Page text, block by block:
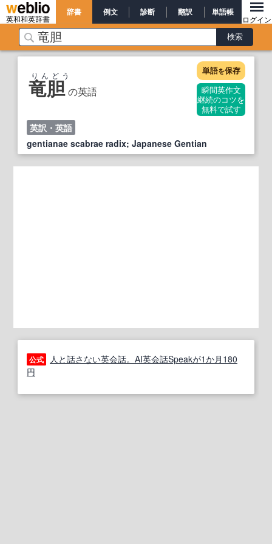
英和和英辞書
辞書 例文 診断 翻訳 単語帳
ログイン
竜胆 の英語
りんどう 単語を保存
瞬間英作文
継続のコツを
無料で試す
英訳・英語
gentianae scabrae radix; Japanese Gentian
公式
人と話さない英会話。AI英会話Speakが1か月180
円